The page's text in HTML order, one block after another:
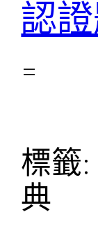
認
標籤:
典